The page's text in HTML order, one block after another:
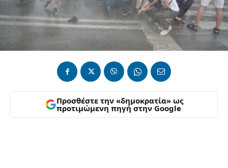
Προσθέστε την «δημοκρατία» ως
προτιμώμενη πηγή στην Google